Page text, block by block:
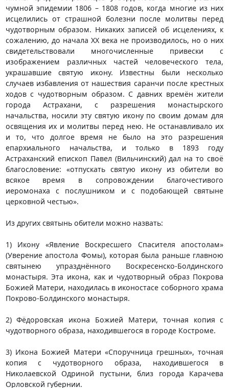
чумной эпидемии 1806 – 1808 годов, когда многие из них
исцелились от страшной болезни после молитвы перед
чудотворным образом. Никаких записей об исцелениях, к
сожалению, до начала XX века не производилось, но о них
свидетельствовали многочисленные привески с
изображением различных частей человеческого тела,
украшавшие святую икону. Известны были несколько
случаев избавления от нашествия саранчи после крестных
ходов с чудотворным образом. С давних времён жители
города Астрахани, с разрешения монастырского
начальства, носили эту святую икону по своим домам для
освящения их и молитвы перед нею. Не останавливало их
и то, что долгое время не было на это разрешения
епархиального начальства, и только в 1893 году
Астраханский епископ Павел (Вильчинский) дал на то своё
благословение: «отпускать святую икону из обители во
всякое время в сопровождении благочестивого
иеромонаха с послушником и с подобающей святыне
церковной честью».
Из других святынь обители можно назвать:
1) Икону «Явление Воскресшего Спасителя апостолам»
(Уверение апостола Фомы), которая была раньше главною
святынею упразднённого Воскресенско-Болдинского
монастыря. Эта икона, как и чудотворный образ Покрова
Божией Матери, находилась в иконостасе соборного храма
Покрово-Болдинского монастыря.
2) Фёдоровская икона Божией Матери, точная копия с
чудотворного образа, находившегося в городе Костроме.
3) Икона Божией Матери «Споручница грешных», точная
копия с чудотворного образа, находившегося в
Николаевской Одриной пустыни, близ города Карачева
Орловской губернии.